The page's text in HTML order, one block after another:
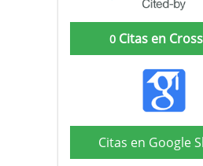
0Citas en
Citas en Google